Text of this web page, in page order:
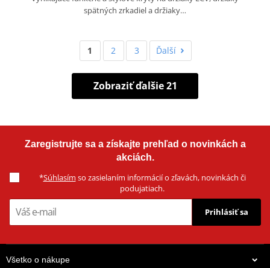
spätných zrkadiel a držiaky…
1 2 3 Ďalší
Zobraziť ďalšie 21
Zaregistrujte sa a získajte prehľad o novinkách a
akciách.
*Súhlasím so zasielaním informácií o zľavách, novinkách či
podujatiach.
Prihlásiť sa
Všetko o nákupe